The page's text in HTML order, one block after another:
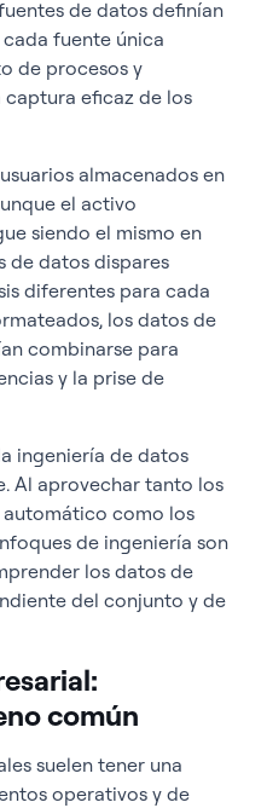
de datos definían
fuente única
de procesos y
eficaz de los
almacenados en
el activo
siendo el mismo en
de datos dispares
diferentes para cada
los datos de
combinarse para
y la prise de
ingeniería de datos
Al aprovechar tanto los
como los
de ingeniería son
los datos de
del conjunto y de
común
suelen tener una
operativos y de